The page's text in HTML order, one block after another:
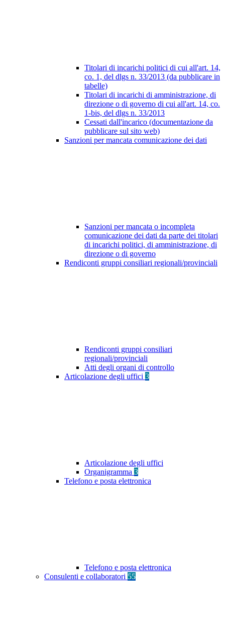
Titolari di incarichi politici di cui all'art. 14,
co. 1, del dlgs n. 33/2013 (da pubblicare in
tabelle)
Titolari di incarichi di amministrazione, di
direzione o di governo di cui all'art. 14, co.
1-bis, del dlgs n. 33/2013
Cessati dall'incarico (documentazione da
pubblicare sul sito web)
Sanzioni per mancata comunicazione dei dati
Sanzioni per mancata o incompleta
comunicazione dei dati da parte dei titolari
di incarichi politici, di amministrazione, di
direzione o di governo
Rendiconti gruppi consiliari regionali/provinciali
Rendiconti gruppi consiliari
regionali/provinciali
Atti degli organi di controllo
Articolazione degli uffici 3
Articolazione degli uffici
Organigramma 3
Telefono e posta elettronica
Telefono e posta elettronica
Consulenti e collaboratori 55